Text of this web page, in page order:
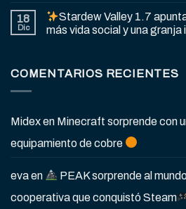
18
Dic
Stardew Valley 1.7
más vida social y una granja
COMENTARIOS RECIENTES
Midexen Minecraft sorprende con
equipamiento de cobre
evaen
PEAK sorprende al
cooperativa que conquistó Steam